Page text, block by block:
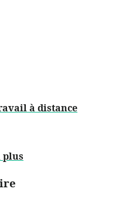
à distance
plus